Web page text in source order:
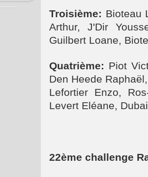
Troisième: Bioteau
Arthur, J'Dir
Guilbert Loane,
Quatrième: Piot
Den Heede
Lefortier Enzo,
Levert Eléane,
22ème challenge